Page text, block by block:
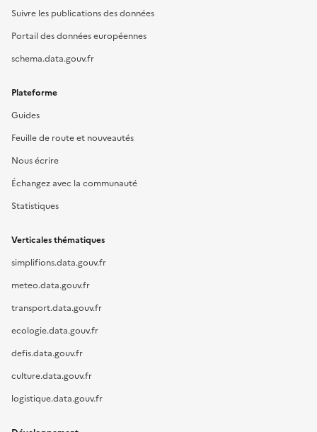
Suivre les publications des données
Portail des données européennes
schema.data.gouv.fr
Plateforme
Guides
Feuille de route et nouveautés
Nous écrire
Échangez avec la communauté
Statistiques
Verticales thématiques
simplifions.data.gouv.fr
meteo.data.gouv.fr
transport.data.gouv.fr
ecologie.data.gouv.fr
defis.data.gouv.fr
culture.data.gouv.fr
logistique.data.gouv.fr